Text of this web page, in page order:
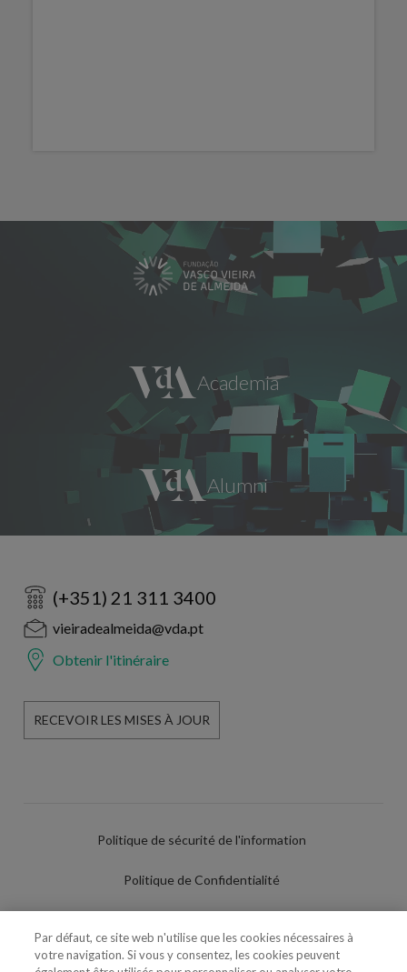
(+351) 21 311 3400
vieiradealmeida@vda.pt
Obtenir l'itinéraire
RECEVOIR LES MISES À JOUR
Politique de sécurité de l'information
Politique de Confidentialité
Politique de Cookies
Par défaut, ce site web n'utilise que les cookies nécessaires à
votre navigation. Si vous y consentez, les cookies peuvent